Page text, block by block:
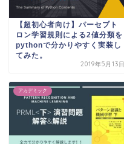
【超初心者向け】パーセプト
ロン学習規則による2値分類を
pythonで分かりやすく実装し
てみた。
2019年5月13日
アカデミック